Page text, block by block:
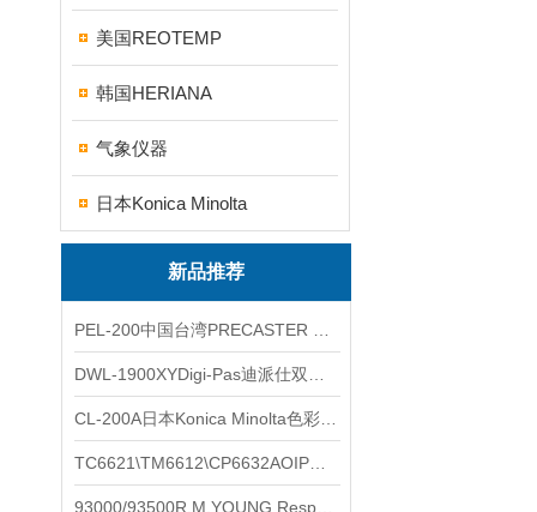
美国REOTEMP
韩国HERIANA
气象仪器
日本Konica Minolta
新品推荐